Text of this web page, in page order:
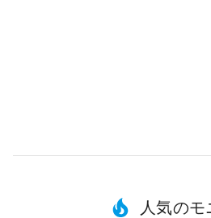
人気のモ